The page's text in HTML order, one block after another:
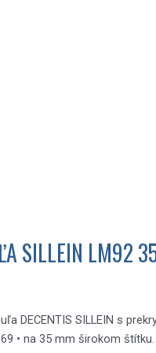
SILLEIN LM92
DECENTIS SILLEIN s
• na 35 mm širokom štítku.